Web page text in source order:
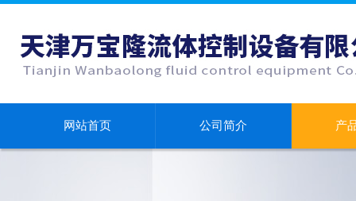
网站首页 公司简介 产